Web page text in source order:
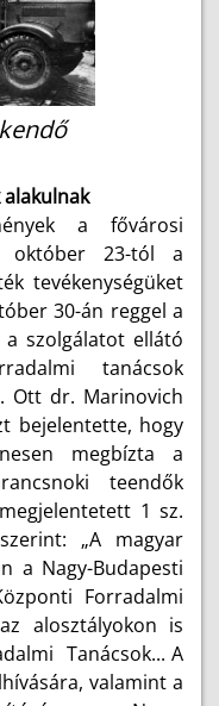
a fővárosi
október 23-tól a
tevékenységüket
30-án reggel a
szolgálatot ellátó
tanácsok
Ott dr. Marinovich
bejelentette, hogy
megbízta a
teendők
1 sz.
„A magyar
a Nagy-Budapesti
Forradalmi
alosztályokon is
Tanácsok... A
valamint a